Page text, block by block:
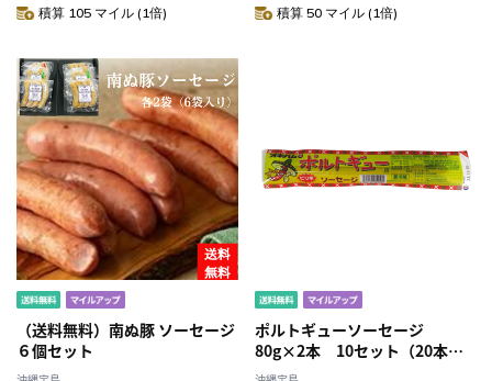
積算 105 マイル (1倍) 積算 50 マイル (1倍)
（送料無料）南ぬ豚 ソーセージ
６個セット
ポルトギューソーセージ
80g×2本 10セット（20本）
（送料無料）